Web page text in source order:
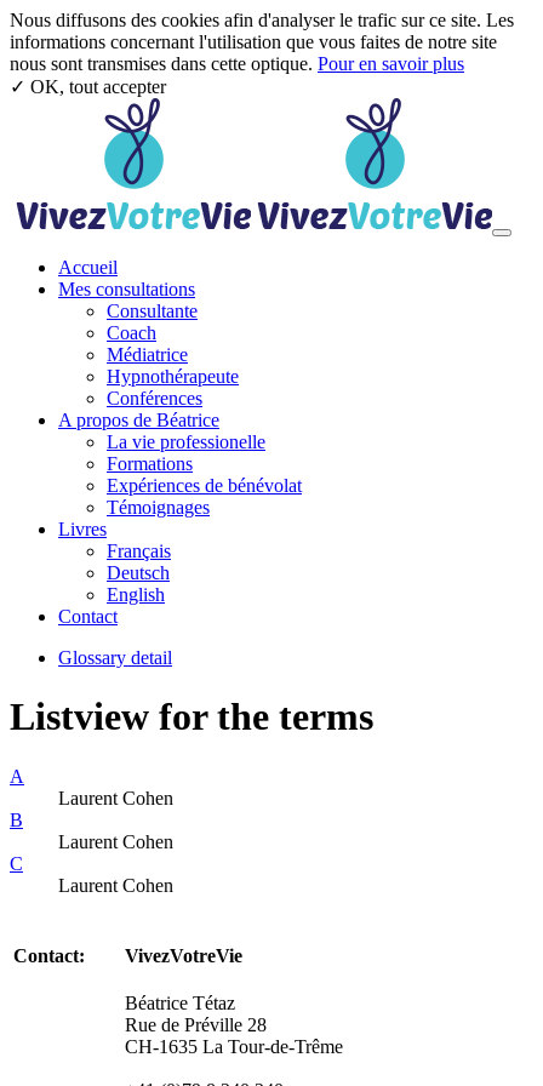
Nous diffusons des cookies afin d'analyser le trafic sur ce site. Les
informations concernant l'utilisation que vous faites de notre site
nous sont transmises dans cette optique. Pour en savoir plus
✓ OK, tout accepter
Aller au contenu principal
Accueil
Mes consultations
Consultante
Coach
Médiatrice
Hypnothérapeute
Conférences
A propos de Béatrice
La vie professionelle
Formations
Expériences de bénévolat
Témoignages
Livres
Français
Deutsch
English
Contact
Glossary detail
Listview for the terms
A
Laurent Cohen
B
Laurent Cohen
C
Laurent Cohen
Contact: VivezVotreVie
Béatrice Tétaz
Rue de Préville 28
CH-1635 La Tour-de-Trême